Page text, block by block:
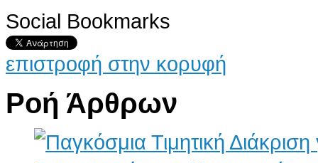
Social Bookmarks
επιστροφή στην κορυφή
Ροή Άρθρων